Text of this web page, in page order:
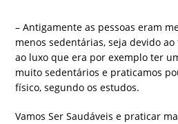
– Antigamente as pessoas eram
menos sedentárias, seja devido
ao luxo que era por exemplo ter
muito sedentários e praticamos
físico, segundo os estudos.
Vamos Ser Saudáveis e praticar